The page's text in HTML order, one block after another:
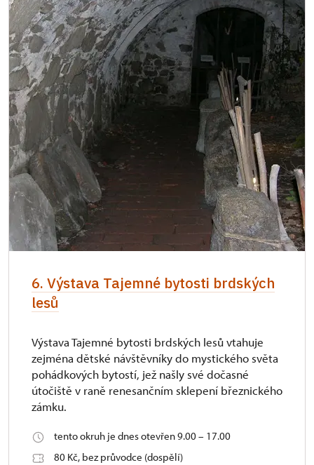
6. Výstava Tajemné bytosti brdských
lesů
Výstava Tajemné bytosti brdských lesů vtahuje
zejména dětské návštěvníky do mystického světa
pohádkových bytostí, jež našly své dočasné
útočiště v raně renesančním sklepení březnického
zámku.
tento okruh je dnes otevřen 9.00 – 17.00
80 Kč, bez průvodce (dospělí)